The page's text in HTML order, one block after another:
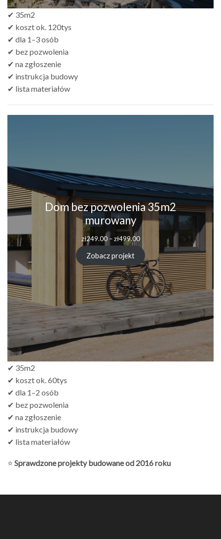
✔ 35m2
✔ koszt ok. 120tys
✔ dla 1–3 osób
✔ bez pozwolenia
✔ na zgłoszenie
✔ instrukcja budowy
✔ lista materiałów
Dom bez pozwolenia 35m2
murowany
zł249.00 – zł499.00Zakres
od
zł249.00
do
zł499.00
Zobacz projekt
✔ 35m2
✔ koszt ok. 60tys
✔ dla 1–2 osób
✔ bez pozwolenia
✔ na zgłoszenie
✔ instrukcja budowy
✔ lista materiałów
⭐ Sprawdzone projekty budowane od 2016 roku